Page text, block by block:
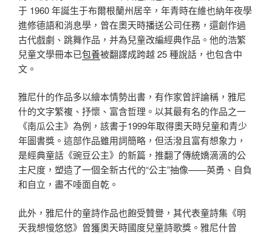
于 1960 年誕生于布爾根蘭州居辛，年青時在維也納年夜學
進修德語和消息學，曾在奧天時播送公司任務，還創作過
古代戲劇、跳舞作品，并為兒童改編經典作品。他的浩繁
兒童文學冊本已包養被翻譯成跨越 25 種說話，也包含中
文。
雅尼什的作品多以繪本情勢出書，有作家曾評論稱，雅尼
什的文字繁複、抒懷、富含哲理。以其最有名的作品之一
《南瓜公主》為例，該書于1999年取得奧天時兒童和青少
年圖書獎。這部作品雖用詞簡略，但活潑且富有想象力，
是經典童話《豌豆公主》的新篇，推翻了傳統嬌滴滴的公
主尺度，塑造了一個全新古代的“公主”抽像——英勇、自負
和自立，盡不唾面自乾。
此外，雅尼什的童詩作品也飽受贊譽，其代表童詩集《明
天我想慢悠悠》曾獲奧天時國度兒童詩歌獎。雅尼什曾